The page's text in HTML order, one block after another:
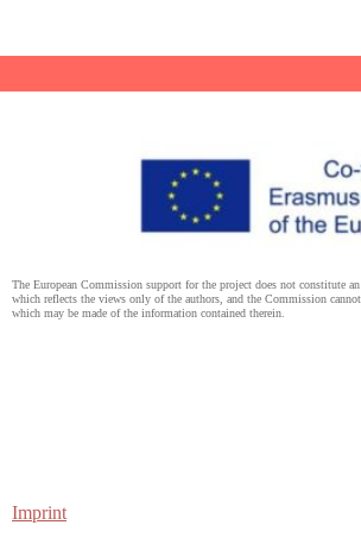
The European Commission support for the project does not constitute
which reflects the views only of the authors, and the Commission
which may be made of the information contained therein.
Imprint